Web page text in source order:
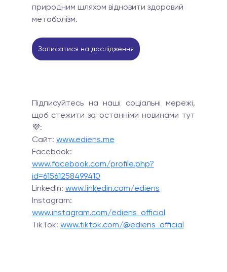
природним шляхом відновити здоровий
метаболізм.
Записатися на дослідження
Підписуйтесь на наші соціальні мережі,
щоб стежити за останніми новинами тут
💜:
Сайт: www.ediens.me
www.facebook.com/profile.php?
id=61561258499410
LinkedIn: www.linkedin.com/ediens
www.instagram.com/ediens_official
TikTok: www.tiktok.com/@ediens_official